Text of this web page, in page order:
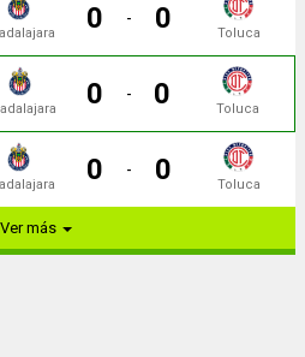
0 - 0 Toluca
0 - 0 Toluca
0 - 0 Toluca
Ver más